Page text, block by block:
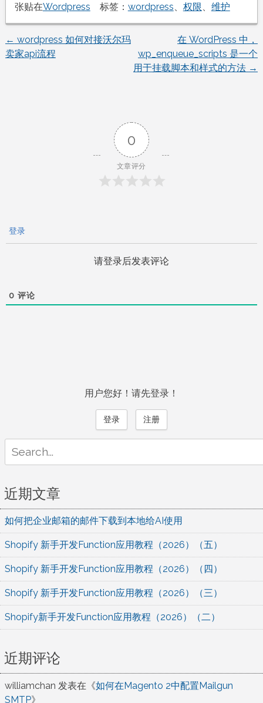
张贴在Wordpress 标签： wordpress 权限 维护
文
← wordpress 如何对接沃尔玛
卖家api流程
在 WordPress 中，
wp_enqueue_scripts 是一个
用于挂载脚本和样式的方法 →
0
文章评分
登录
请登录后发表评论
0 评论
用户您好！请先登录！
登录 注册
for:
近期文章
如何把企业邮箱的邮件下载到本地给AI使用
Shopify 新手开发Function应用教程（2026）（五）
Shopify 新手开发Function应用教程（2026）（四）
Shopify 新手开发Function应用教程（2026）（三）
Shopify新手开发Function应用教程（2026）（二）
近期评论
williamchan 发表在《如何在Magento 2中配置Mailgun
SMTP》